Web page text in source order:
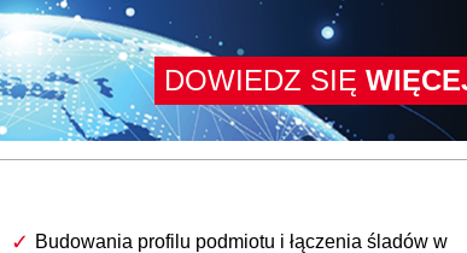
DOWIEDZ SIĘ
Budowania profilu podmiotu i łączenia śladów w